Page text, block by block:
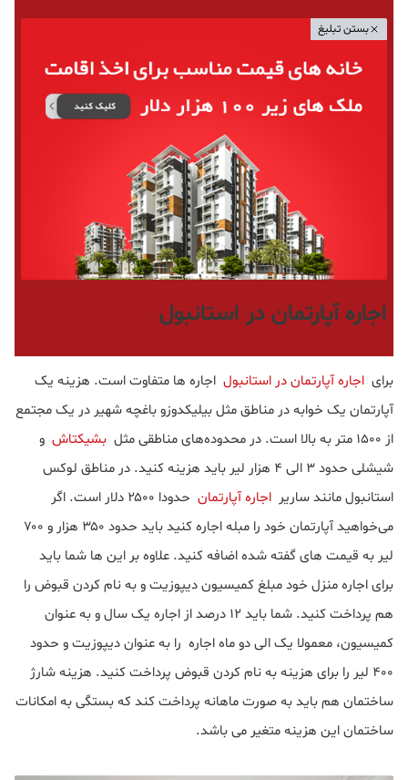
بستن تبلیغ
اجاره آپارتمان در استانبول
برای اجاره آپارتمان در استانبول اجاره ها متفاوت است. هزینه یک
آپارتمان یک خوابه در مناطق مثل بیلیکدوزو باغچه شهیر در یک مجتمع
از ۱۵۰۰ متر به بالا است. در محدوده‌های مناطقی مثل
بشیکتاش و
شیشلی حدود ۳ الی ۴ هزار لیر باید هزینه کنید. در مناطق لوکس
استانبول مانند ساریر اجاره آپارتمان
حدودا ۲۵۰۰ دلار است. اگر
می‌خواهید آپارتمان خود را مبله اجاره کنید باید حدود ۳۵۰ هزار و ۷۰۰
لیر به قیمت های گفته شده اضافه کنید. علاوه بر این ها شما باید
برای اجاره منزل خود مبلغ کمیسیون دیپوزیت و به نام کردن قبوض را
هم پرداخت کنید. شما باید ۱۲ درصد از اجاره یک سال و به عنوان
کمیسیون، معمولا یک الی دو ماه اجاره را به عنوان دیپوزیت و حدود
۴۰۰ لیر را برای هزینه به نام کردن قبوض پرداخت کنید. هزینه شارژ
ساختمان هم باید به صورت ماهانه پرداخت کند که بستگی به امکانات
ساختمان این هزینه متغیر می باشد.